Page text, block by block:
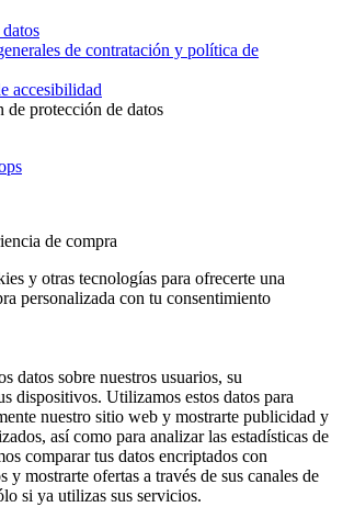
de contratación y política de
accesibilidad
de protección de datos
de compra
y otras tecnologías para ofrecerte una
personalizada con tu consentimiento
datos sobre nuestros usuarios, su
dispositivos. Utilizamos estos datos para
nuestro sitio web y mostrarte publicidad y
así como para analizar las estadísticas de
comparar tus datos encriptados con
y mostrarte ofertas a través de sus canales de
si ya utilizas sus servicios.